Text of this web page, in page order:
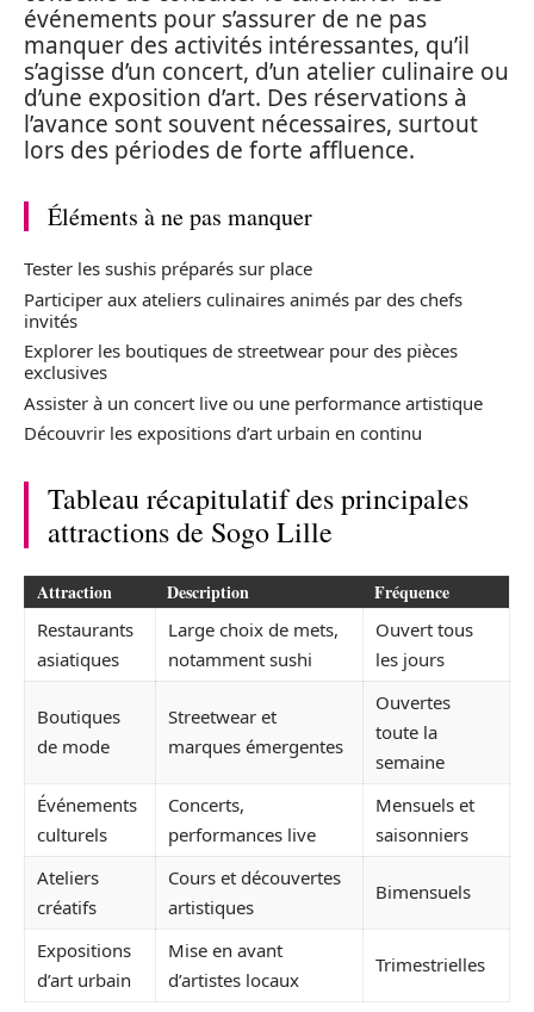
événements pour s’assurer de ne pas
manquer des activités intéressantes, qu’il
s’agisse d’un concert, d’un atelier culinaire ou
d’une exposition d’art. Des réservations à
l’avance sont souvent nécessaires, surtout
lors des périodes de forte affluence.
Éléments à ne pas manquer
Tester les sushis préparés sur place
Participer aux ateliers culinaires animés par des chefs
invités
Explorer les boutiques de streetwear pour des pièces
exclusives
Assister à un concert live ou une performance artistique
Découvrir les expositions d’art urbain en continu
Tableau récapitulatif des principales
attractions de Sogo Lille
Attraction Description Fréquence
Restaurants
asiatiques
Large choix de mets,
notamment sushi
Ouvert tous
les jours
Boutiques
de mode
Streetwear et
marques émergentes
Ouvertes
toute la
semaine
Événements
culturels
Concerts,
performances live
Mensuels et
saisonniers
Ateliers
créatifs
Cours et découvertes
artistiques
Bimensuels
Expositions
d’art urbain
Mise en avant
d’artistes locaux
Trimestrielles